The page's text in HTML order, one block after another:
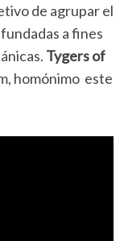
de agrupar el
a fines
Tygers of
homónimo este